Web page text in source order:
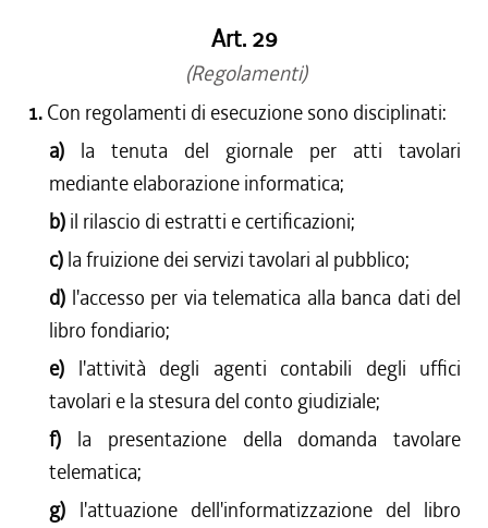
Art. 29
(Regolamenti)
1. Con regolamenti di esecuzione sono disciplinati:
a) la tenuta del giornale per atti tavolari
mediante elaborazione informatica;
b) il rilascio di estratti e certificazioni;
c) la fruizione dei servizi tavolari al pubblico;
d) l'accesso per via telematica alla banca dati del
libro fondiario;
e) l'attività degli agenti contabili degli uffici
tavolari e la stesura del conto giudiziale;
f) la presentazione della domanda tavolare
telematica;
g) l'attuazione dell'informatizzazione del libro